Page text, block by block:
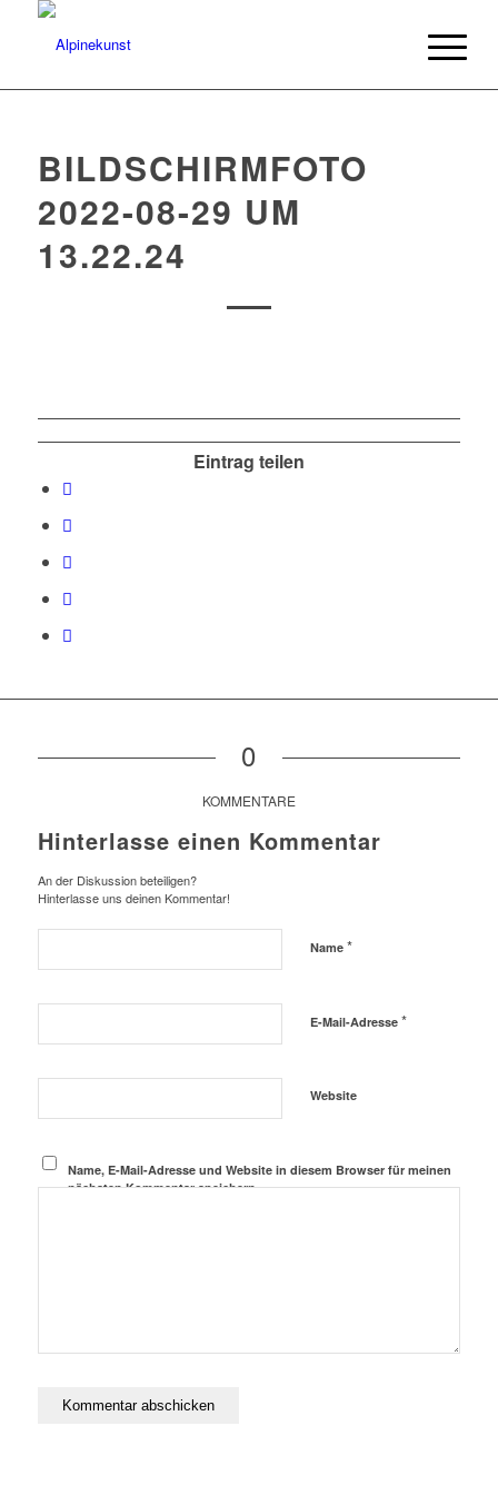
BILDSCHIRMFOTO
2022-08-29 UM
13.22.24
Eintrag teilen
0
KOMMENTARE
Hinterlasse einen Kommentar
An der Diskussion beteiligen?
Hinterlasse uns deinen Kommentar!
Name *
E-Mail-Adresse *
Website
Name, E-Mail-Adresse und Website in diesem Browser für meinen
nächsten Kommentar speichern.